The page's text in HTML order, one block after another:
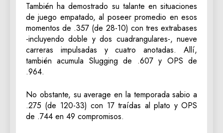
También ha demostrado su talante en situaciones
de juego empatado, al poseer promedio en esos
momentos de .357 (de 28-10) con tres extrabases
-incluyendo doble y dos cuadrangulares-, nueve
carreras impulsadas y cuatro anotadas. Allí,
también acumula Slugging de .607 y OPS de
.964.
No obstante, su average en la temporada sabio a
.275 (de 120-33) con 17 traídas al plato y OPS
de .744 en 49 compromisos.